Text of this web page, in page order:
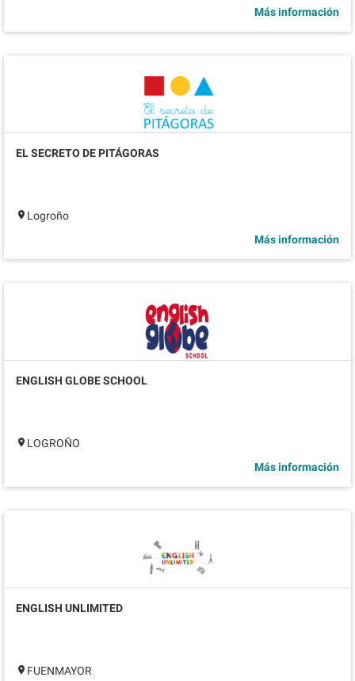
Más información
EL SECRETO DE PITÁGORAS
Logroño
Más información
ENGLISH GLOBE SCHOOL
LOGROÑO
Más información
ENGLISH UNLIMITED
FUENMAYOR